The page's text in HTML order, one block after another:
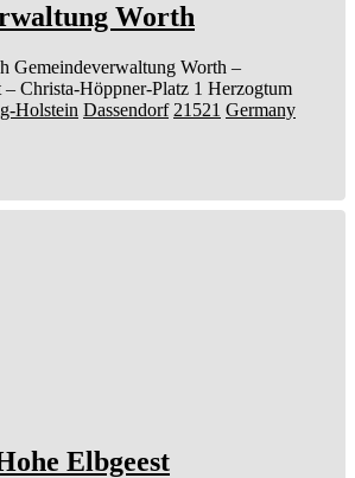
Worth
Gemeindeverwaltung Worth –
– Christa-Höppner-Platz 1 Herzogtum
Holstein Dassendorf 21521 Germany
Elbgeest